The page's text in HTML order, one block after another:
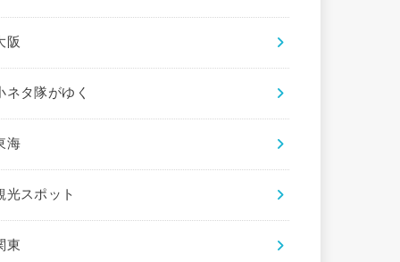
阪
ネタ隊がゆく
海
光スポット
東